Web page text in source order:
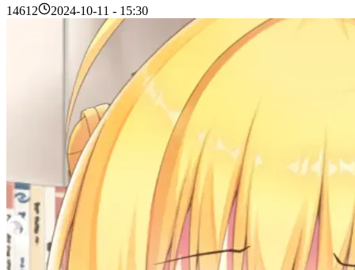
14612 2024-10-11 - 15:30